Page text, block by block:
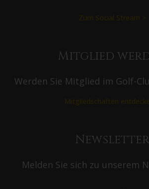
Zum Social Stream >
Mitglied
Werden Sie Mitglied im Golf-
Mitgliedschaften
Newsletter
Melden Sie sich zu unserem